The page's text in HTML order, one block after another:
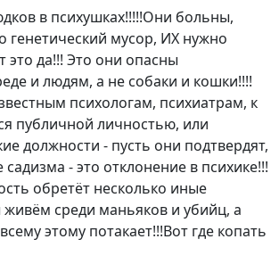
в психушках!!!!!Они больны,
генетический мусор, ИХ нужно
это да!!! Это они опасны
и людям, а не собаки и кошки!!!!
психологам, психиатрам, к
публичной личностью, или
должности - пусть они подтвердят,
- это отклонение в психике!!!
обретёт несколько иные
среди маньяков и убийц, а
этому потакает!!!Вот где копать